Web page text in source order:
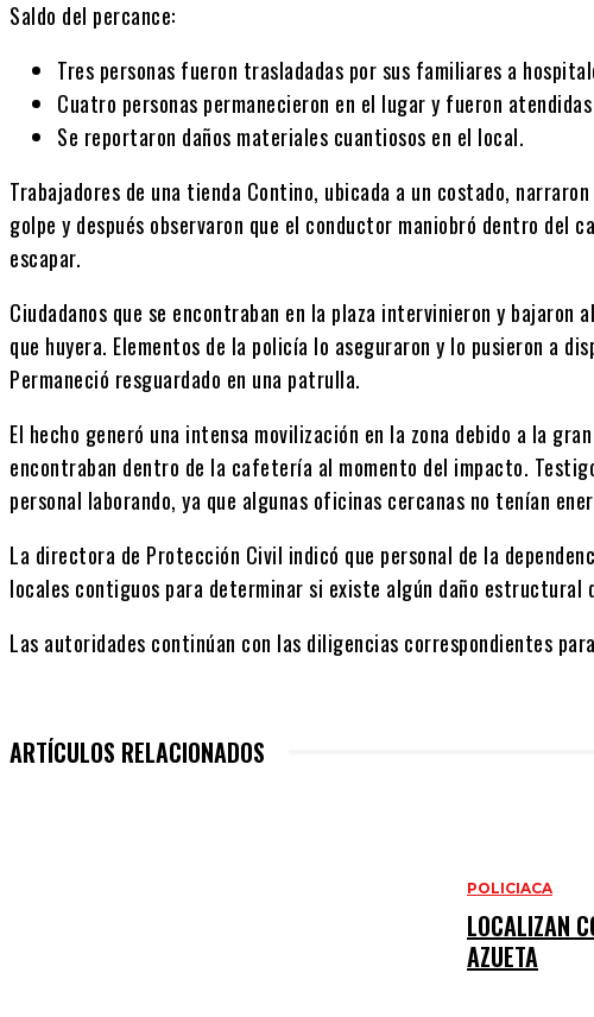
Saldo del percance:
Tres personas fueron trasladadas por sus familiares a
Cuatro personas permanecieron en el lugar y fueron
Se reportaron daños materiales cuantiosos en el local.
Trabajadores de una tienda Contino, ubicada a un costado,
golpe y después observaron que el conductor maniobró dentro del
escapar.
Ciudadanos que se encontraban en la plaza intervinieron y bajaron
que huyera. Elementos de la policía lo aseguraron y lo pusieron a
Permaneció resguardado en una patrulla.
El hecho generó una intensa movilización en la zona debido a la
encontraban dentro de la cafetería al momento del impacto.
personal laborando, ya que algunas oficinas cercanas no tenían
La directora de Protección Civil indicó que personal de la
locales contiguos para determinar si existe algún daño estructural
Las autoridades continúan con las diligencias correspondientes
ARTÍCULOS RELACIONADOS
POLICIACA
LOCALIZAN
AZUETA